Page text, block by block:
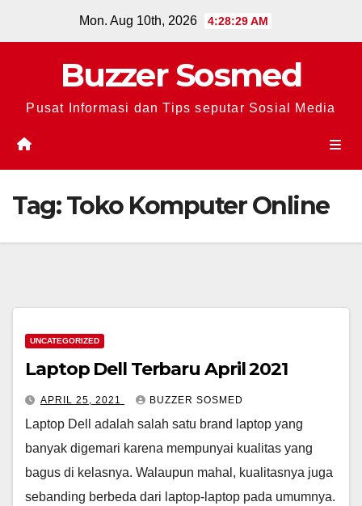
Mon. Aug 10th, 2026 4:28:30 AM
Buzzer Sosmed
Pusat Informasi dan Tips seputar Sosial Media
Tag:Toko Komputer Online
UNCATEGORIZED
Laptop Dell Terbaru April 2021
APRIL 25, 2021 BUZZER SOSMED
Laptop Dell adalah salah satu brand laptop yang
banyak digemari karena mempunyai kualitas yang
bagus di kelasnya. Walaupun mahal, kualitasnya juga
sebanding berbeda dari laptop-laptop pada umumnya.